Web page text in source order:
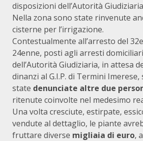
disposizioni dell’Autorità
Nella zona sono state rinvenute
cisterne per l’irrigazione.
Contestualmente all’arresto del
24enne, posti agli arresti
dell’Autorità Giudiziaria, in attesa
dinanzi al G.I.P. di Termini Imerese,
state denunciate altre due
ritenute coinvolte nel medesimo
Una volta cresciute, estirpate,
vendute al dettaglio, le piante
fruttare diverse migliaia di euro,